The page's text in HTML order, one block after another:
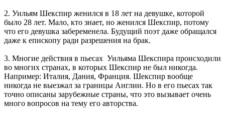
2. Уильям Шекспир женился в 18 лет на девушке, которой
было 28 лет. Мало, кто знает, но женился Шекспир, потому
что его девушка забеременела. Будущий поэт даже обращался
даже к епископу ради разрешения на брак.
3. Многие действия в пьесах Уильяма Шекспира происходили
во многих странах, в которых Шекспир не был никогда.
Например: Италия, Дания, Франция. Шекспир вообще
никогда не выезжал за границы Англии. Но в его пьесах так
точно описаны зарубежные страны, что это вызывает очень
много вопросов на тему его авторства.